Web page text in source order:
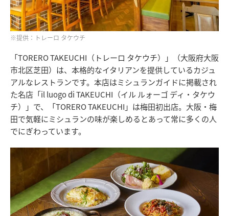
※提供：トレーロ タケウチ
「TORERO TAKEUCHI（トレーロ タケウチ）」（大阪府大阪
市北区芝田）は、本格的なイタリアンを提供しているカジュ
アルなレストランです。本店はミシュランガイドに掲載され
た名店「il luogo di TAKEUCHI（イル ルォーゴ ディ・タケウ
チ）」で、「TORERO TAKEUCHI」は梅田初出店。大阪・梅
田で気軽にミシュランの味が楽しめるとあって常に多くの人
でにぎわっています。